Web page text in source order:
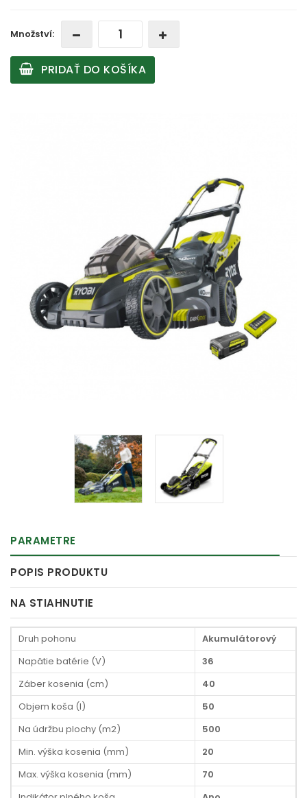
Množství:
PRIDAŤ DO KOŠÍKA
PARAMETRE
POPIS PRODUKTU
NA STIAHNUTIE
Druh pohonu
Akumulátorový
Napätie batérie (V)
36
Záber kosenia (cm)
40
Objem koša (l)
50
Na údržbu plochy (m2)
500
Min. výška kosenia (mm)
20
Max. výška kosenia (mm)
70